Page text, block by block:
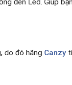
đèn Led. Giúp
do đó hãng Canzy